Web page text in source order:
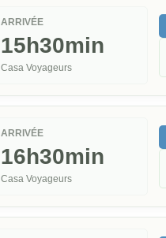
ARRIVÉE
15h30min
Casa Voyageurs
ARRIVÉE
16h30min
Casa Voyageurs